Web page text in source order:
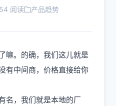
阅读 产品趋势
嘛。的确，我们这儿就是
有中间商，价格直接给你
名，我们就是本地的厂